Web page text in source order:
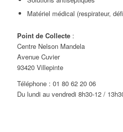
Matériel médical (respirateur,
Point de Collecte:
Centre Nelson Mandela
Avenue Cuvier
93420 Villepinte
Téléphone : 01 80 62 20 06
Du lundi au vendredi 8h30-12 /